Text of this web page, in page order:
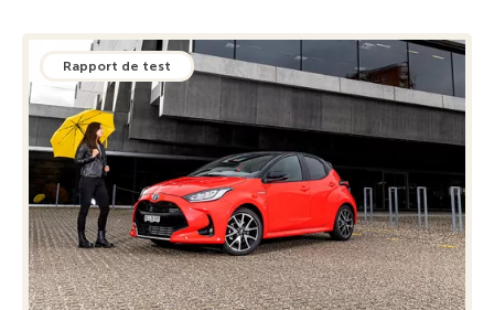
Rapport de test